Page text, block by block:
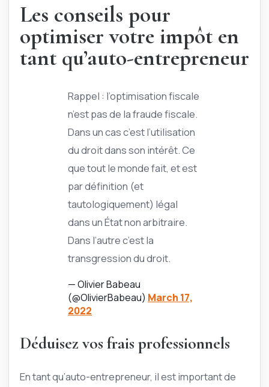
Les conseils pour
optimiser votre impôt en
tant qu’auto-entrepreneur
Rappel : l’optimisation fiscale
n’est pas de la fraude fiscale.
Dans un cas c’est l’utilisation
du droit dans son intérêt. Ce
que tout le monde fait, et est
par définition (et
tautologiquement) légal
dans un État non arbitraire.
Dans l’autre c’est la
transgression du droit.
— Olivier Babeau
(@OlivierBabeau) March 17,
2022
Déduisez vos frais professionnels
En tant qu’auto-entrepreneur, il est important de